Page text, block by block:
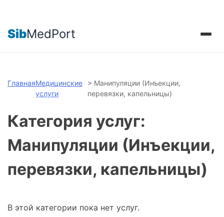
SibMedPort
ГлавнаяМедицинские
услуги
> Манипуляции (Инъекции,
перевязки, капельницы)
Категория услуг:
Манипуляции (Инъекции,
перевязки, капельницы)
В этой категории пока нет услуг.